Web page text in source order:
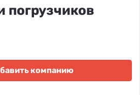
погрузчиков
компанию